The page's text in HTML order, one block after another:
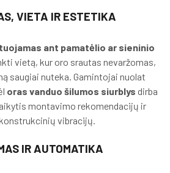
VIETA IR ESTETIKA
ant pamatėlio ar sieninio
vietą, kur oro srautas nevaržomas,
saugiai nuteka. Gamintojai nuolat
oras vanduo šilumos siurblys dirba
montavimo rekomendacijų ir
vibracijų.
IR AUTOMATIKA